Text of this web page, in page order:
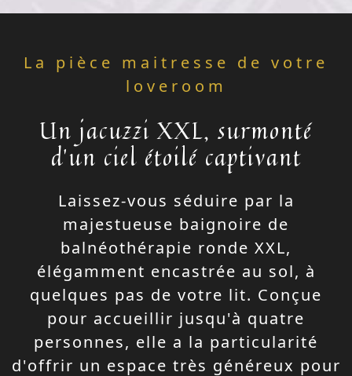
La pièce maitresse de votre
loveroom
Un jacuzzi XXL, surmonté
d'un ciel étoilé captivant
Laissez-vous séduire par la
majestueuse baignoire de
balnéothérapie ronde XXL,
élégamment encastrée au sol, à
quelques pas de votre lit. Conçue
pour accueillir jusqu'à quatre
personnes, elle a la particularité
d'offrir un espace très généreux pour